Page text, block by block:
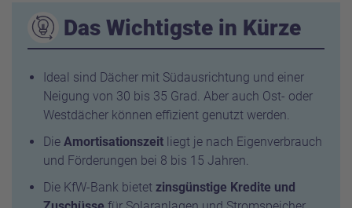
Das Wichtigste in Kürze
Ideal sind Dächer mit Südausrichtung und einer
Neigung von 30 bis 35 Grad. Aber auch Ost- oder
Westdächer können effizient genutzt werden.
Die Amortisationszeit liegt je nach Eigenverbrauch
und Förderungen bei 8 bis 15 Jahren.
Die KfW-Bank bietet zinsgünstige Kredite und